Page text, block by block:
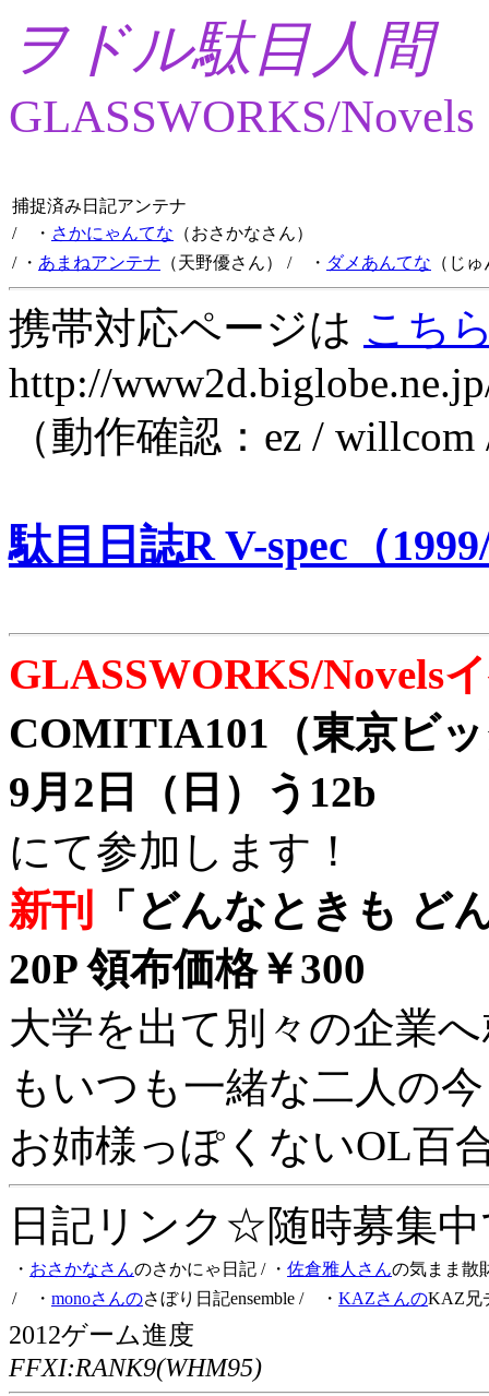
ヲドル駄目人間
GLASSWORKS/Novels
捕捉済み日記アンテナ
/ ・ さかにゃんてな （おさかなさん）
/ ・ あまねアンテナ （天野優さん） / ・ ダメあんてな （じ
携帯対応ページは こち
http://
（動作確認：ez /
駄目日誌R V-spec（
GLASSWORKS/Novels
COMITIA101（東京ビ
9月2日（日）う12b
にて参加します！
新刊
「どんなときも ど
20P 領布価格￥300
大学を出て別々の企業
もいつも一緒な二人の
お姉様っぽくないOL百
日記リンク☆随時募集
・ おさかなさんのさかにゃ日記 / ・ 佐倉雅人さんの気まま散
/ ・ monoさんのさぼり日記ensemble / ・ KAZさんのKAZ兄
2012ゲーム進度
FFXI:RANK9(WHM95)